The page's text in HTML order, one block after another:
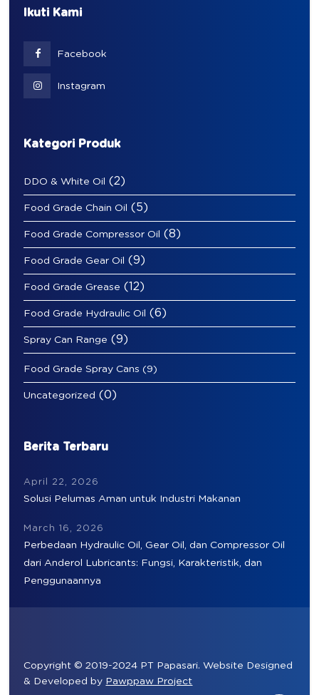
Ikuti Kami
Facebook
Instagram
Kategori Produk
DDO & White Oil (2)
Food Grade Chain Oil (5)
Food Grade Compressor Oil (8)
Food Grade Gear Oil (9)
Food Grade Grease (12)
Food Grade Hydraulic Oil (6)
Spray Can Range (9)
Food Grade Spray Cans (9)
Uncategorized (0)
Berita Terbaru
April 22, 2026
Solusi Pelumas Aman untuk Industri Makanan
March 16, 2026
Perbedaan Hydraulic Oil, Gear Oil, dan Compressor Oil
dari Anderol Lubricants: Fungsi, Karakteristik, dan
Penggunaannya
Copyright © 2019-2024 PT Papasari. Website Designed
& Developed by Pawppaw Project